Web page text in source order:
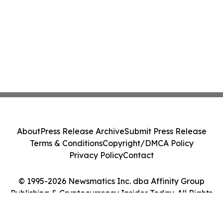
© 1995-2026 Newsmatics Inc. dba Affinity Group
Publishing & Cryptocurrency Insider Today. All Rights
AboutPress Release ArchiveSubmit Press Release
Terms & ConditionsCopyright/DMCA Policy
Privacy PolicyContact